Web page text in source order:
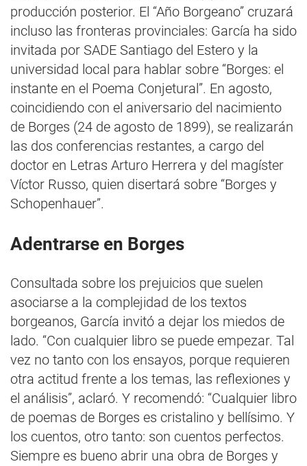
producción posterior. El “Año Borgeano” cruzará
incluso las fronteras provinciales: García ha sido
invitada por SADE Santiago del Estero y la
universidad local para hablar sobre “Borges: el
instante en el Poema Conjetural”. En agosto,
coincidiendo con el aniversario del nacimiento
de Borges (24 de agosto de 1899), se realizarán
las dos conferencias restantes, a cargo del
doctor en Letras Arturo Herrera y del magíster
Víctor Russo, quien disertará sobre “Borges y
Schopenhauer”.
Adentrarse en Borges
Consultada sobre los prejuicios que suelen
asociarse a la complejidad de los textos
borgeanos, García invitó a dejar los miedos de
lado. “Con cualquier libro se puede empezar. Tal
vez no tanto con los ensayos, porque requieren
otra actitud frente a los temas, las reflexiones y
el análisis”, aclaró. Y recomendó: “Cualquier libro
de poemas de Borges es cristalino y bellísimo. Y
los cuentos, otro tanto: son cuentos perfectos.
Siempre es bueno abrir una obra de Borges y